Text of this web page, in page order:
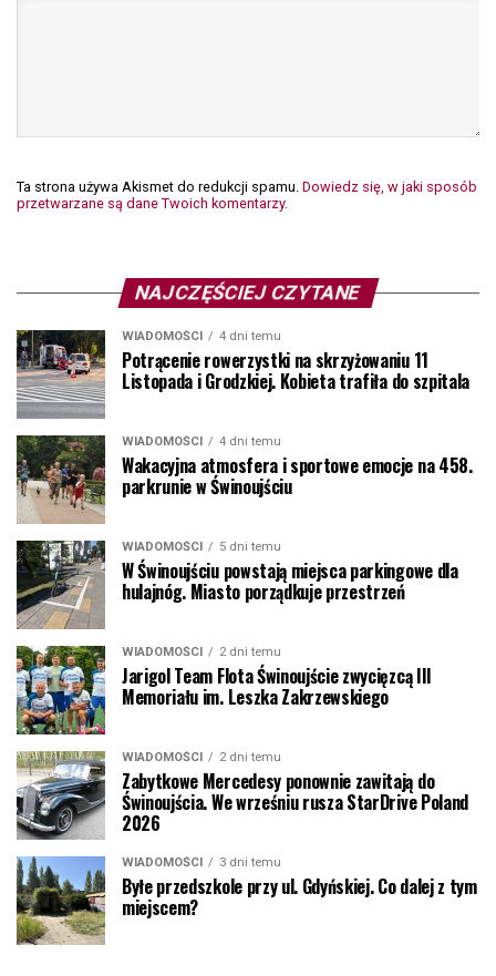
Ta strona używa Akismet do redukcji spamu. Dowiedz się, w jaki sposób
przetwarzane są dane Twoich komentarzy.
NAJCZĘŚCIEJ CZYTANE
WIADOMOŚCI 4 dni temu
Potrącenie rowerzystki na skrzyżowaniu 11
Listopada i Grodzkiej. Kobieta trafiła do szpitala
WIADOMOŚCI 4 dni temu
Wakacyjna atmosfera i sportowe emocje na 458.
parkrunie w Świnoujściu
WIADOMOŚCI 5 dni temu
W Świnoujściu powstają miejsca parkingowe dla
hulajnóg. Miasto porządkuje przestrzeń
WIADOMOŚCI 2 dni temu
Jarigol Team Flota Świnoujście zwycięzcą III
Memoriału im. Leszka Zakrzewskiego
WIADOMOŚCI 2 dni temu
Zabytkowe Mercedesy ponownie zawitają do
Świnoujścia. We wrześniu rusza StarDrive Poland
2026
WIADOMOŚCI 3 dni temu
Byłe przedszkole przy ul. Gdyńskiej. Co dalej z tym
miejscem?